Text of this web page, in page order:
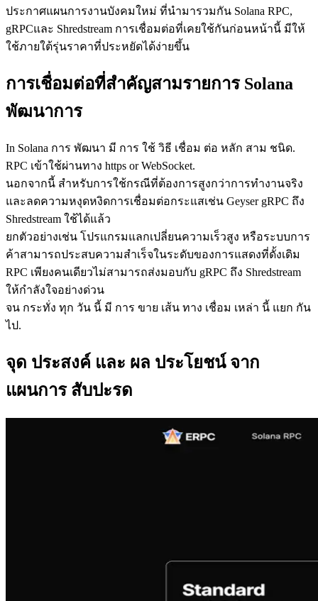
ประกาศแผนการงานบังคมใหม่ ที่นํามารวมกัน Solana RPC,
gRPCและ Shredstream การเชื่อมต่อที่เคยใช้กันก่อนหน้านี้ มีให้
ใช้ภายใต้รุ่นราคาที่ประหยัดได้ง่ายขึ้น
การเชื่อมต่อที่สําคัญสามรายการ Solana
พัฒนาการ
In Solana การ พัฒนา มี การ ใช้ วิธี เชื่อม ต่อ หลัก สาม ชนิด.
RPC เข้าใช้ผ่านทาง https or WebSocket.
นอกจากนี้ สําหรับการใช้กรณีที่ต้องการสูงกว่าการทํางานจริง
และลดความหงุดหงิดการเชื่อมต่อกระแสเช่น Geyser gRPC ถึง
Shredstream ใช้ได้แล้ว
ยกตัวอย่างเช่น โปรแกรมแลกเปลี่ยนความเร็วสูง หรือระบบการ
ค้าสามารถประสบความสําเร็จในระดับของการแสดงที่ดั้งเดิม
RPC เพียงคนเดียวไม่สามารถส่งมอบกับ gRPC ถึง Shredstream
ให้กําลังใจอย่างด่วน
จน กระทั่ง ทุก วัน นี้ มี การ ขาย เส้น ทาง เชื่อม เหล่า นี้ แยก กัน
ไป.
จุด ประสงค์ และ ผล ประโยชน์ จาก
แผนการ สับปะรด